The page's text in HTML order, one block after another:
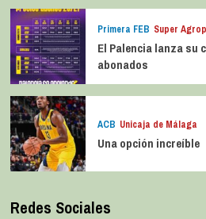
Primera FEB Super
El Palencia lanza su
abonados
ACB Unicaja de Málaga
Una opción increíble
Redes Sociales